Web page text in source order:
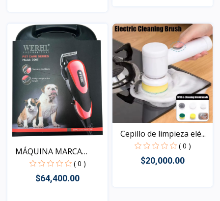
Vista
MÁQUINA MARCA
WERHL PAR...
( 0 )
$64,400.00
Cepillo de limpieza elé...
( 0 )
$20,000.00